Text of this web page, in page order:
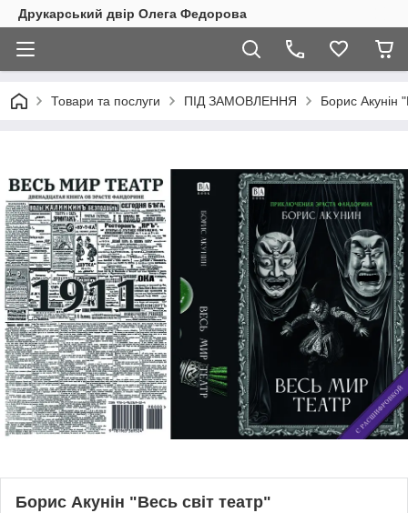
Друкарський двір Олега Федорова
Товари та послуги ПІД ЗАМОВЛЕННЯ Борис Акунін
Борис Акунін "Весь світ театр"